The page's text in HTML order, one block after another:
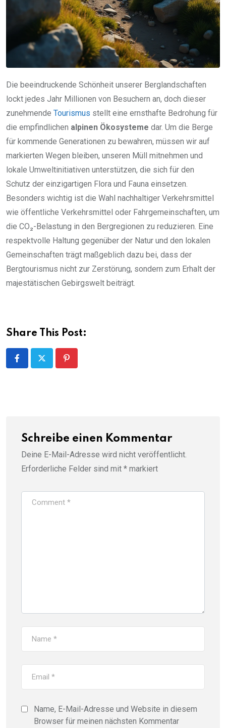
Die beeindruckende Schönheit unserer Berglandschaften
lockt jedes Jahr Millionen von Besuchern an, doch dieser
zunehmende Tourismus stellt eine ernsthafte Bedrohung für
die empfindlichen alpinen Ökosysteme dar. Um die Berge
für kommende Generationen zu bewahren, müssen wir auf
markierten Wegen bleiben, unseren Müll mitnehmen und
lokale Umweltinitiativen unterstützen, die sich für den
Schutz der einzigartigen Flora und Fauna einsetzen.
Besonders wichtig ist die Wahl nachhaltiger Verkehrsmittel
wie öffentliche Verkehrsmittel oder Fahrgemeinschaften, um
die CO₂-Belastung in den Bergregionen zu reduzieren. Eine
respektvolle Haltung gegenüber der Natur und den lokalen
Gemeinschaften trägt maßgeblich dazu bei, dass der
Bergtourismus nicht zur Zerstörung, sondern zum Erhalt der
majestätischen Gebirgswelt beiträgt.
Share This Post:
Schreibe einen Kommentar
Deine E-Mail-Adresse wird nicht veröffentlicht.
Erforderliche Felder sind mit * markiert
Name, E-Mail-Adresse und Website in diesem
Browser für meinen nächsten Kommentar